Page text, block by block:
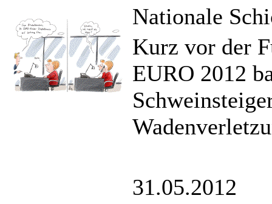
Nationale
Kurz vor der
EURO 2012
31.05.2012